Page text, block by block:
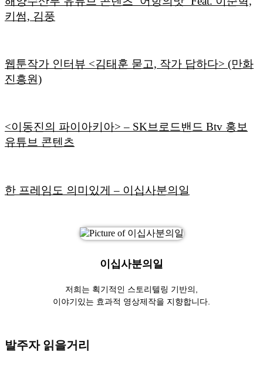
키썸, 김풍
웹툰작가 인터뷰 <김태훈 묻고, 작가 답하다> (만화
진흥원)
<이동진의 파이아키아> – SK브로드밴드 Btv 홍보
유튜브 콘텐츠
한 프레임도 의미있게 – 이십사분의일
이십사분의일
저희는 획기적인 스토리텔링 기반의,
이야기있는 효과적 영상제작을 지향합니다.
발주자 읽을거리